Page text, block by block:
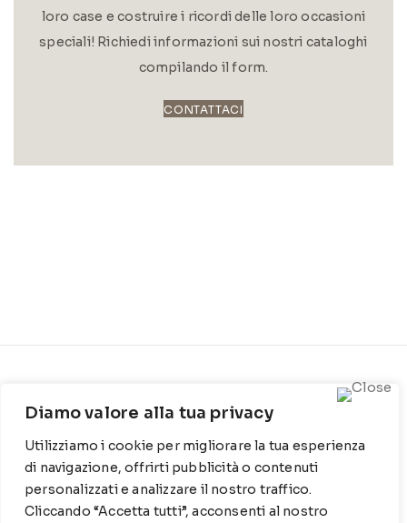
Diamo valore alla tua privacy
Utilizziamo i cookie per migliorare la tua esperienza
di navigazione, offrirti pubblicità o contenuti
personalizzati e analizzare il nostro traffico.
Cliccando “Accetta tutti”, acconsenti al nostro
loro case e costruire i ricordi delle loro occasioni
speciali! Richiedi informazioni sui nostri cataloghi
compilando il form.
CONTATTACI
Contrada Locosantissimo
1316 - 70044 Polignano a
T: 080 917 78 89
Chi siamo
Cookie Policy